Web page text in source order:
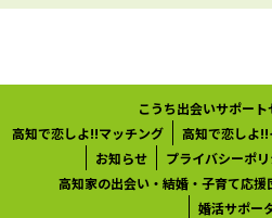
こうち出会いサポー
高知で恋しよ!!マッチング
高知で恋しよ!!
お知らせ
プライバシーポ
高知家の出会い・結婚・子育て応援
婚活サポー